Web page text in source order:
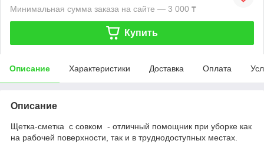
Минимальная сумма заказа на сайте — 3 000 ₸
Купить
Описание Характеристики Доставка Оплата
Описание
Щетка-сметка с совком - отличный помощник при уборке как
на рабочей поверхности, так и в труднодоступных местах.